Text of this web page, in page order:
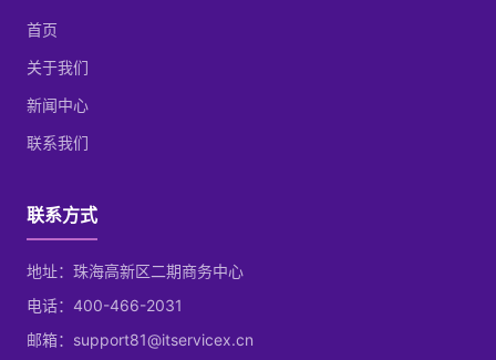
首页
关于我们
新闻中心
联系我们
联系方式
地址：珠海高新区二期商务中心
电话：400-466-2031
邮箱：support81@itservicex.cn